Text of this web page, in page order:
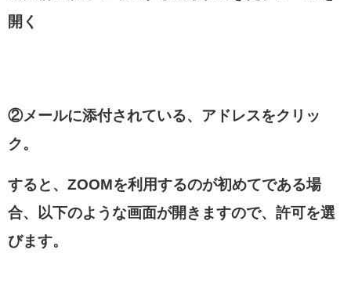
開く
②メールに添付されている、アドレスをクリッ
ク。
すると、ZOOMを利用するのが初めてである場
合、以下のような画面が開きますので、 許可を選
びます。